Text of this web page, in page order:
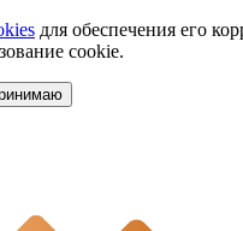
для обеспечения его
cookie.